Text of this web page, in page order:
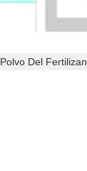
Polvo Del